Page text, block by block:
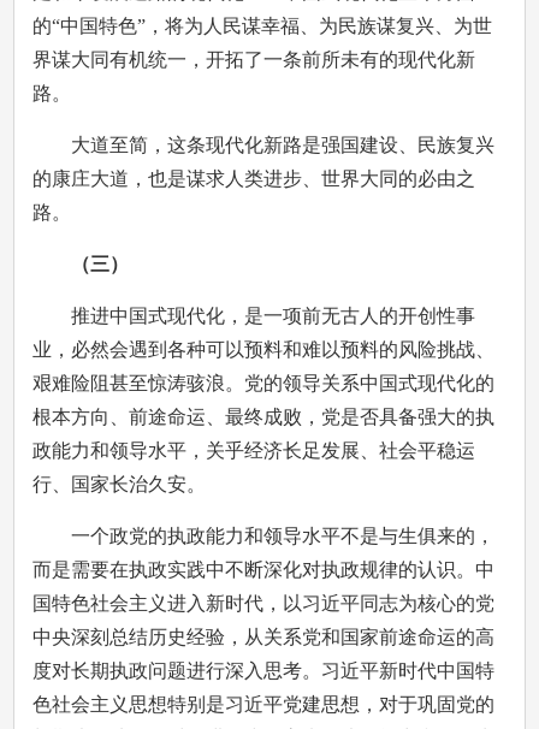
的“中国特色”，将为人民谋幸福、为民族谋复兴、为世
界谋大同有机统一，开拓了一条前所未有的现代化新
路。
大道至简，这条现代化新路是强国建设、民族复兴
的康庄大道，也是谋求人类进步、世界大同的必由之
路。
（三）
推进中国式现代化，是一项前无古人的开创性事
业，必然会遇到各种可以预料和难以预料的风险挑战、
艰难险阻甚至惊涛骇浪。党的领导关系中国式现代化的
根本方向、前途命运、最终成败，党是否具备强大的执
政能力和领导水平，关乎经济长足发展、社会平稳运
行、国家长治久安。
一个政党的执政能力和领导水平不是与生俱来的，
而是需要在执政实践中不断深化对执政规律的认识。中
国特色社会主义进入新时代，以习近平同志为核心的党
中央深刻总结历史经验，从关系党和国家前途命运的高
度对长期执政问题进行深入思考。习近平新时代中国特
色社会主义思想特别是习近平党建思想，对于巩固党的